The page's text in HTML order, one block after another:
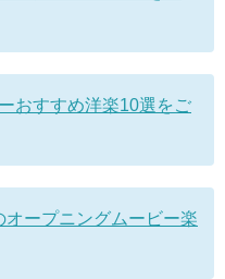
おすすめ洋楽10選をご
ープニングムービー楽